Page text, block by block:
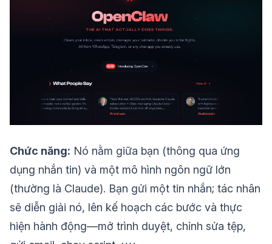
Chức năng: Nó nằm giữa bạn (thông qua ứng
dụng nhắn tin) và một mô hình ngôn ngữ lớn
(thường là Claude). Bạn gửi một tin nhắn; tác nhân
sẽ diễn giải nó, lên kế hoạch các bước và thực
hiện hành động—mở trình duyệt, chỉnh sửa tệp,